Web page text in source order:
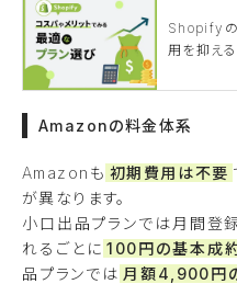
Shopifyの
用を抑え
Amazonの料金体系
Amazonも 初期費用は不要
が異なります。
小口出品プランでは月間登
れるごとに 100円の基本成
品プランでは 月額4,900円